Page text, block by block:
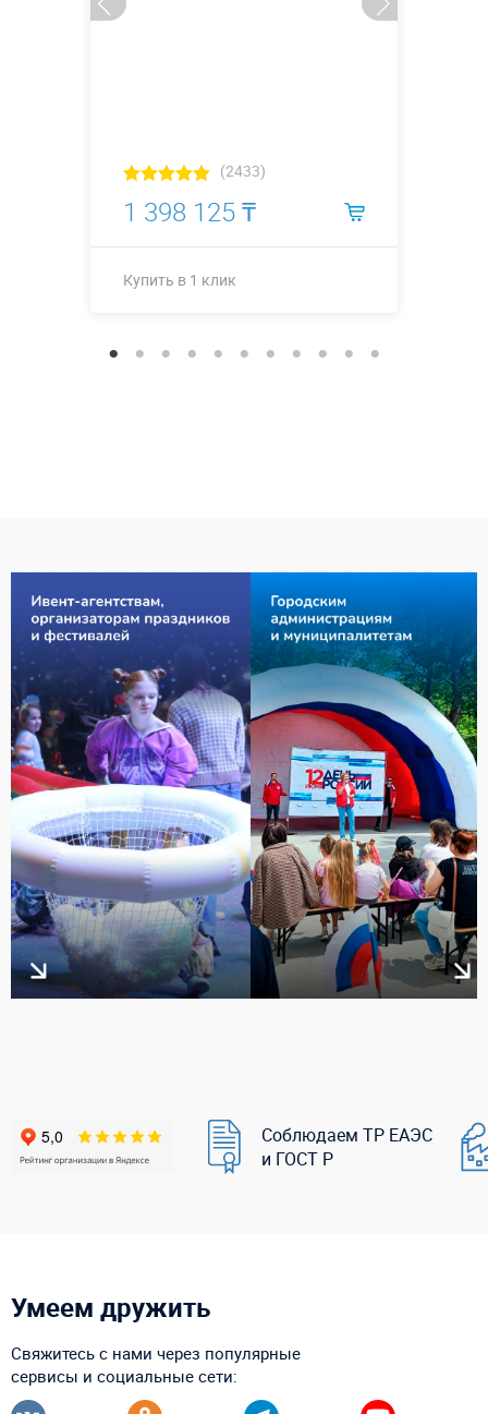
(2433)
1 398 125 ₸
Купить в 1 клик
Соблюдаем ТР ЕАЭС
и ГОСТ Р
Умеем дружить
Свяжитесь с нами через популярные
сервисы и социальные сети: